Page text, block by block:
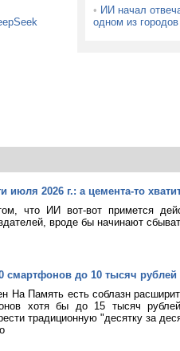
• ИИ начал
одном из
июля 2026 г.: а цемента-то
что ИИ вот-вот примется
вроде бы начинают
смартфонов до 10 тысяч рублей
На Память есть соблазн
хотя бы до 15 тысяч
традиционную "десятку за